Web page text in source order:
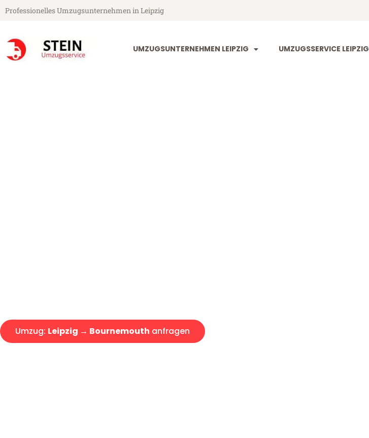
Professionelles Umzugsunternehmen in Leipzig
UMZUGSUNTERNEHMEN LEIPZIG UMZUGSSERVICE LEIPZIG
Umzug: Leipzig → Bournemouth anfragen